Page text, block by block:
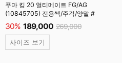
푸마 킹 20 얼티메이트 FG/AG
(10845705) 전용쌕/주걱/양말 #
30% 189,000 269,000
사이즈 보기